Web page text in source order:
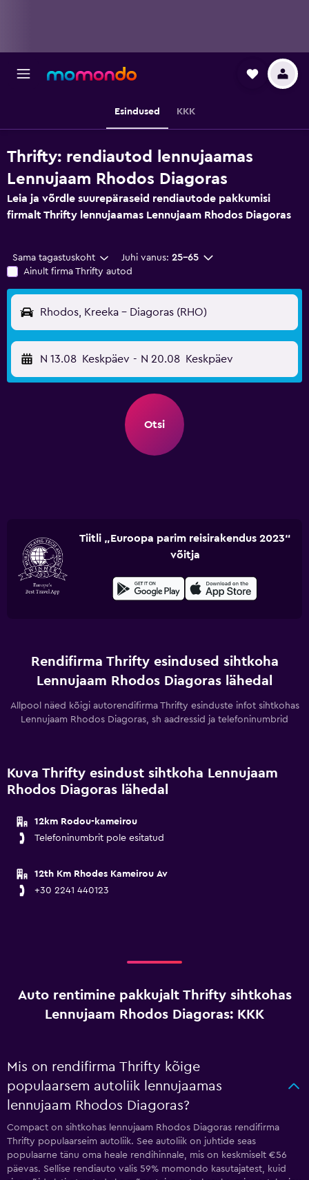
Esindused KKK
Thrifty: rendiautod lennujaamas
Lennujaam Rhodos Diagoras
Leia ja võrdle suurepäraseid rendiautode pakkumisi
firmalt Thrifty lennujaamas Lennujaam Rhodos Diagoras
Sama tagastuskoht Juhi vanus: 25–65
Ainult firma Thrifty autod
Rhodos, Kreeka - Diagoras (RHO)
N 13.08 Keskpäev - N 20.08 Keskpäev
Otsi
Tiitli „Euroopa parim reisirakendus 2023“
võitja
Rendifirma Thrifty esindused sihtkoha
Lennujaam Rhodos Diagoras lähedal
Allpool näed kõigi autorendifirma Thrifty esinduste infot sihtkohas
Lennujaam Rhodos Diagoras, sh aadressid ja telefoninumbrid
Kuva Thrifty esindust sihtkoha Lennujaam
Rhodos Diagoras lähedal
12km Rodou-kameirou
Telefoninumbrit pole esitatud
12th Km Rhodes Kameirou Av
+30 2241 440123
Auto rentimine pakkujalt Thrifty sihtkohas
Lennujaam Rhodos Diagoras: KKK
Mis on rendifirma Thrifty kõige
populaarsem autoliik lennujaamas
lennujaam Rhodos Diagoras?
Compact on sihtkohas lennujaam Rhodos Diagoras rendifirma
Thrifty populaarseim autoliik. See autoliik on juhtide seas
populaarne tänu oma heale rendihinnale, mis on keskmiselt €56
päevas. Sellise rendiauto valis 59% momondo kasutajatest, kuid